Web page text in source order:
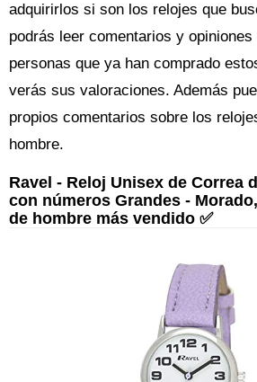
adquirirlos si son los relojes que
podrás leer comentarios y opiniones
personas que ya han comprado
verás sus valoraciones. Además
propios comentarios sobre los
hombre.
Ravel - Reloj Unisex de Correa
con números Grandes -
de hombre más vendido ✅